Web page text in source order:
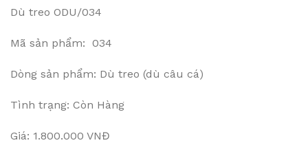
Dù treo ODU/034
Mã sản phẩm: 034
Dòng sản phẩm: Dù treo (dù câu cá)
Tình trạng: Còn Hàng
Giá: 1.800.000 VNĐ